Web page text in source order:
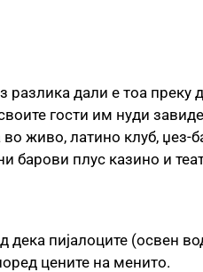
разлика дали е тоа преку
гости им нуди
живо, латино клуб, џез-
барови плус казино и
дека пијалоците (освен
цените на менито.